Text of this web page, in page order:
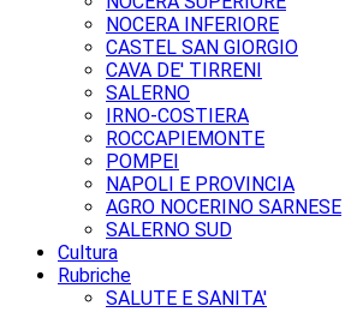
NOCERA INFERIORE
CASTEL SAN GIORGIO
CAVA DE' TIRRENI
SALERNO
IRNO-COSTIERA
ROCCAPIEMONTE
POMPEI
NAPOLI E PROVINCIA
AGRO NOCERINO SARNESE
SALERNO SUD
Cultura
Rubriche
SALUTE E SANITA'